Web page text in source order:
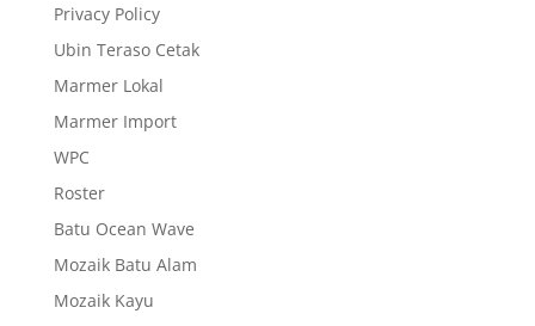
Privacy Policy
Ubin Teraso Cetak
Marmer Lokal
Marmer Import
WPC
Roster
Batu Ocean Wave
Mozaik Batu Alam
Mozaik Kayu